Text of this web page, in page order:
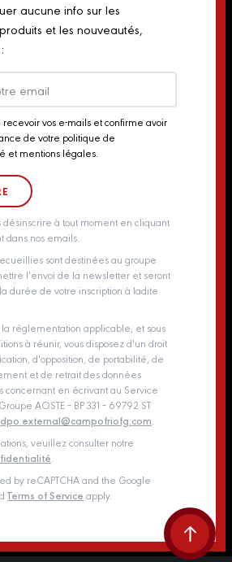
aucune info sur les
et les nouveautés,
vos e-mails et confirme avoir
de votre politique de
et mentions légales.
désinscrire à tout moment en cliquant
dans nos emails.
sont destinées au groupe
l'envoi de la newsletter et seront
durée de votre inscription à ladite
réglementation applicable, et sous
à réunir, vous disposez d'un droit
d'opposition, de portabilité, de
et de retrait des données
concernant en écrivant au Service
AOSTE – BP 331 – 69792 ST
dpo.external@campofriofg.com
veuillez consulter notre
by reCAPTCHA and the Google
Terms of Service apply.